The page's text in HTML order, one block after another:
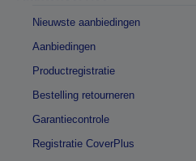
Nieuwste aanbiedingen
Aanbiedingen
Productregistratie
Bestelling retourneren
Garantiecontrole
Registratie CoverPlus